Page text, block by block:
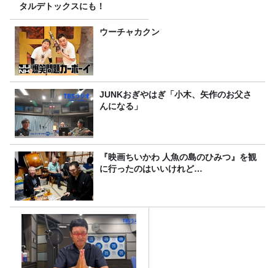
タルデトックスにも！
ウーチャカクン
JUNKおぎやはぎ「小木、矢作のお父さ
んになる」
『映画ちいかわ 人魚の島のひみつ』を観
に行ったのはいいけれど…